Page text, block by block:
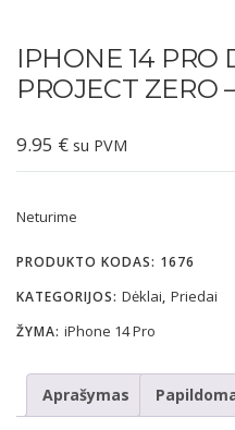
IPHONE 14 PRO
PROJECT ZERO
9.95 € su PVM
Neturime
PRODUKTO KODAS: 1676
KATEGORIJOS: Dėklai, Priedai
ŽYMA: iPhone 14 Pro
Aprašymas